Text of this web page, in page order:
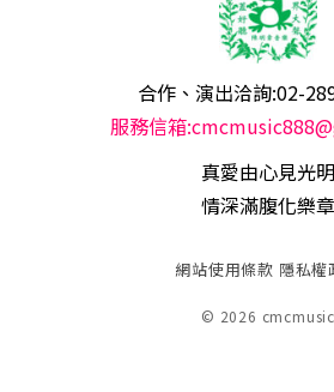
合作、演出洽詢:02-
服務信箱
真愛由心見光明
情深滿腹化樂章
網站使用條款 隱私權
© 2026 cmcmusic